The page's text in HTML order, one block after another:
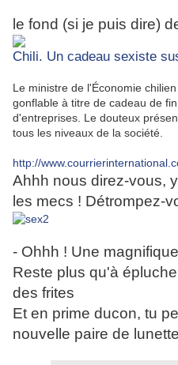
le fond (si je puis dire)
Chili. Un cadeau sexiste
Le ministre de l'Économie
gonflable à titre de cadeau de
d'entreprises. Le douteux
tous les niveaux de la société.
http://
Ahhh nous direz-vous,
les mecs ! Détrompez-
- Ohhh ! Une
Reste plus qu'à
des frites
Et en prime ducon, tu
nouvelle paire de